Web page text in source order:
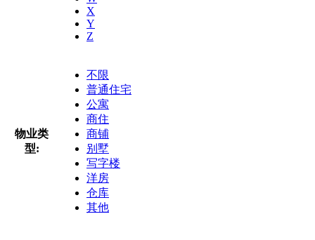
X
Y
Z
物业类
型:
不限
普通住宅
公寓
商住
商铺
别墅
写字楼
洋房
仓库
其他